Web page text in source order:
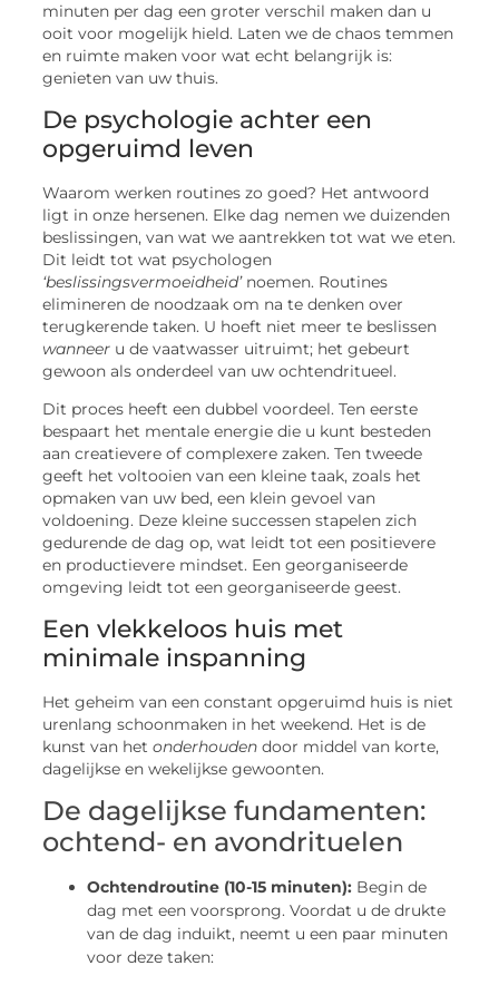
minuten per dag een groter verschil maken dan u
ooit voor mogelijk hield. Laten we de chaos temmen
en ruimte maken voor wat echt belangrijk is:
genieten van uw thuis.
De psychologie achter een
opgeruimd leven
Waarom werken routines zo goed? Het antwoord
ligt in onze hersenen. Elke dag nemen we duizenden
beslissingen, van wat we aantrekken tot wat we eten.
Dit leidt tot wat psychologen
‘beslissingsvermoeidheid’noemen. Routines
elimineren de noodzaak om na te denken over
terugkerende taken. U hoeft niet meer te beslissen
wanneer u de vaatwasser uitruimt; het gebeurt
gewoon als onderdeel van uw ochtendritueel.
Dit proces heeft een dubbel voordeel. Ten eerste
bespaart het mentale energie die u kunt besteden
aan creatievere of complexere zaken. Ten tweede
geeft het voltooien van een kleine taak, zoals het
opmaken van uw bed, een klein gevoel van
voldoening. Deze kleine successen stapelen zich
gedurende de dag op, wat leidt tot een positievere
en productievere mindset. Een georganiseerde
omgeving leidt tot een georganiseerde geest.
Een vlekkeloos huis met
minimale inspanning
Het geheim van een constant opgeruimd huis is niet
urenlang schoonmaken in het weekend. Het is de
kunst van hetonderhouden door middel van korte,
dagelijkse en wekelijkse gewoonten.
De dagelijkse fundamenten:
ochtend- en avondrituelen
Ochtendroutine (10-15 minuten): Begin de
dag met een voorsprong. Voordat u de drukte
van de dag induikt, neemt u een paar minuten
voor deze taken: